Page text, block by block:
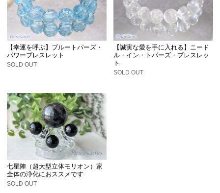
【幸運を呼ぶ】ブルートパーズ・
パワーブレスレット
SOLD OUT
【誠実な愛を手に入れる】ニード
ル・イン・トパーズ・ブレスレッ
ト
SOLD OUT
七星陣（超大型立体モリオン）家
全体の浄化におススメです
SOLD OUT